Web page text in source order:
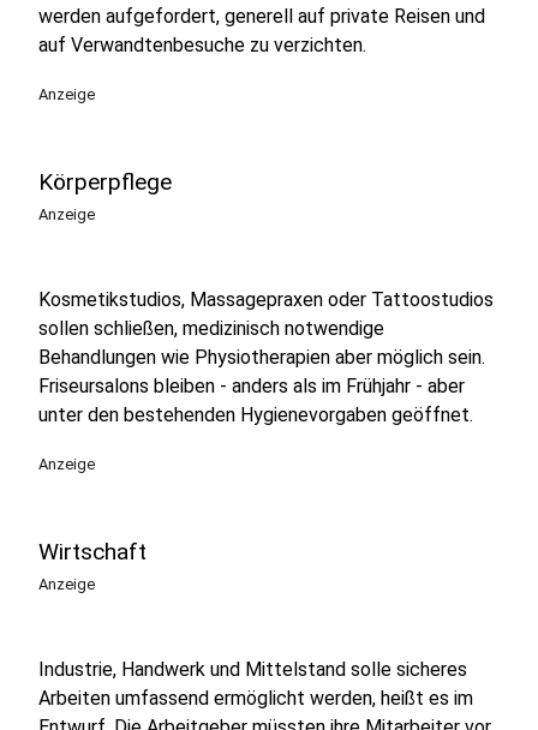
werden aufgefordert, generell auf private Reisen und
auf Verwandtenbesuche zu verzichten.
Anzeige
Körperpflege
Anzeige
Kosmetikstudios, Massagepraxen oder Tattoostudios
sollen schließen, medizinisch notwendige
Behandlungen wie Physiotherapien aber möglich sein.
Friseursalons bleiben - anders als im Frühjahr - aber
unter den bestehenden Hygienevorgaben geöffnet.
Anzeige
Wirtschaft
Anzeige
Industrie, Handwerk und Mittelstand solle sicheres
Arbeiten umfassend ermöglicht werden, heißt es im